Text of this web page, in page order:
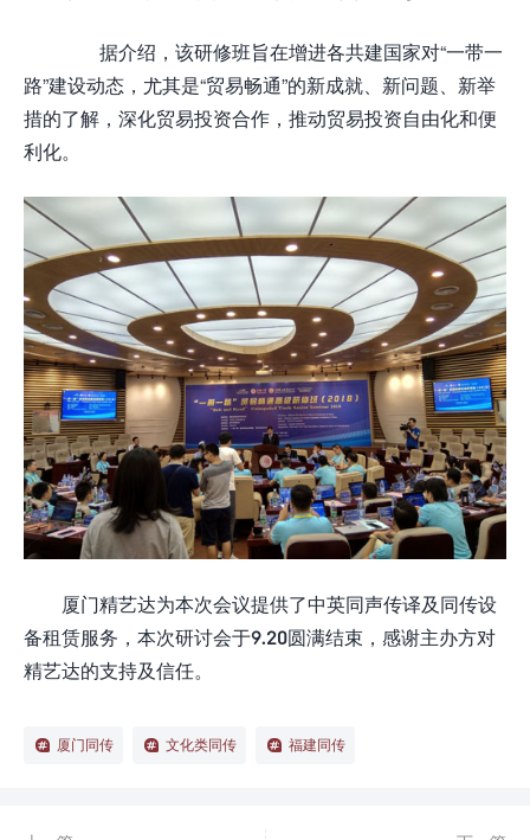
据介绍，该研修班旨在增进各共建国家对“一带一
路”建设动态，尤其是“贸易畅通”的新成就、新问题、新举
措的了解，深化贸易投资合作，推动贸易投资自由化和便
利化。
厦门精艺达为本次会议提供了中英同声传译及同传设
备租赁服务，本次研讨会于9.20圆满结束，感谢主办方对
精艺达的支持及信任。
厦门同传 文化类同传 福建同传